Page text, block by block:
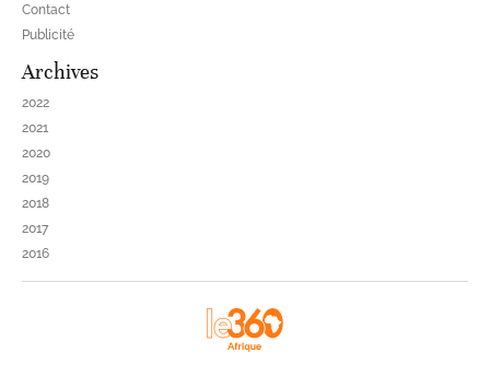
Contact
Publicité
Archives
2022
2021
2020
2019
2018
2017
2016